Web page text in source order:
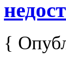
{